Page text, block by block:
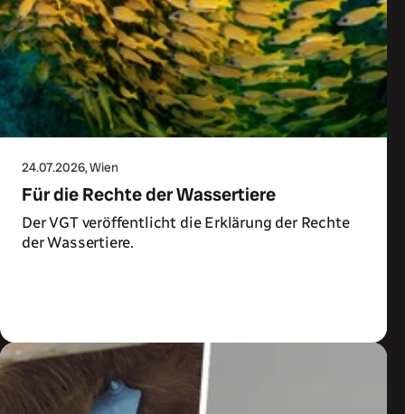
24.07.2026, Wien
Für die Rechte der Wassertiere
Der VGT veröffentlicht die Erklärung der Rechte
der Wassertiere.